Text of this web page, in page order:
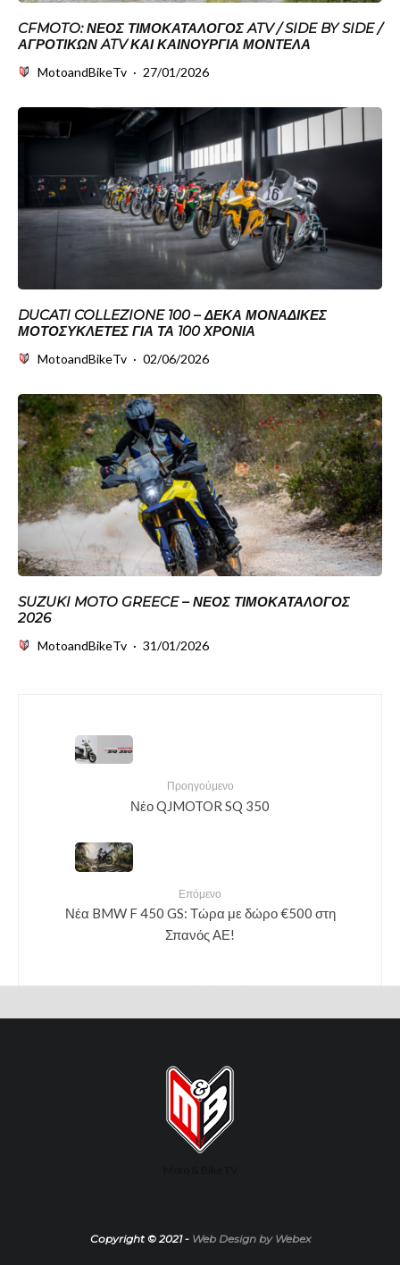
CFMOTO: ΝΈΟΣ ΤΙΜΟΚΑΤΆΛΟΓΟΣ ATV / SIDE BY SIDE /
ΑΓΡΟΤΙΚΏΝ ATV ΚΑΙ ΚΑΙΝΟΎΡΓΙΑ ΜΟΝΤΈΛΑ
MotoandBikeTv · 27/01/2026
DUCATI COLLEZIONE 100 – ΔΈΚΑ ΜΟΝΑΔΙΚΈΣ
ΜΟΤΟΣΥΚΛΈΤΕΣ ΓΙΑ ΤΑ 100 ΧΡΌΝΙΑ
MotoandBikeTv · 02/06/2026
SUZUKI MOTO GREECE – ΝΈΟΣ ΤΙΜΟΚΑΤΆΛΟΓΟΣ
2026
MotoandBikeTv · 31/01/2026
Προηγούμενο
Νέο QJMOTOR SQ 350
Επόμενο
Νέα BMW F 450 GS: Τώρα με δώρο €500 στη
Σπανός ΑΕ!
Copyright © 2021 - Web Design by Webex